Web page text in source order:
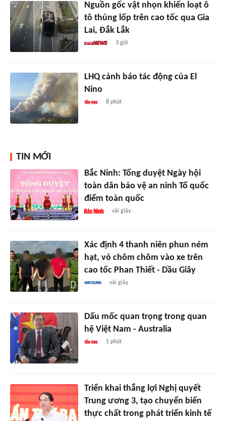
Nguồn gốc vật nhọn khiến loạt ô
tô thủng lốp trên cao tốc qua Gia
Lai, Đắk Lắk
3 giờ
LHQ cảnh báo tác động của El
Nino
8 phút
TIN MỚI
Bắc Ninh: Tổng duyệt Ngày hội
toàn dân bảo vệ an ninh Tổ quốc
điểm toàn quốc
vài giây
Xác định 4 thanh niên phun ném
hạt, vỏ chôm chôm vào xe trên
cao tốc Phan Thiết - Dầu Giây
vài giây
Dấu mốc quan trọng trong quan
hệ Việt Nam - Australia
1 phút
Triển khai thắng lợi Nghị quyết
Trung ương 3, tạo chuyển biến
thực chất trong phát triển kinh tế